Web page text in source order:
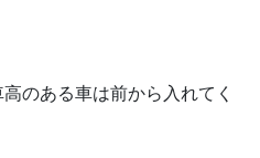
のある車は前から入れてく